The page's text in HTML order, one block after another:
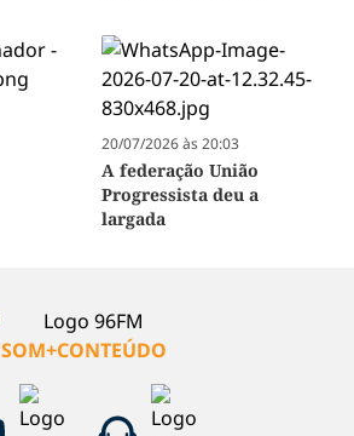
20/07/2026 às 20:03
A federação União
Progressista deu a
largada
SOM+CONTEÚDO